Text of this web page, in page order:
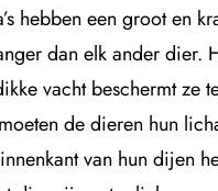
hebben een groot en
dan elk ander
vacht beschermt
de dieren hun
van hun dijen